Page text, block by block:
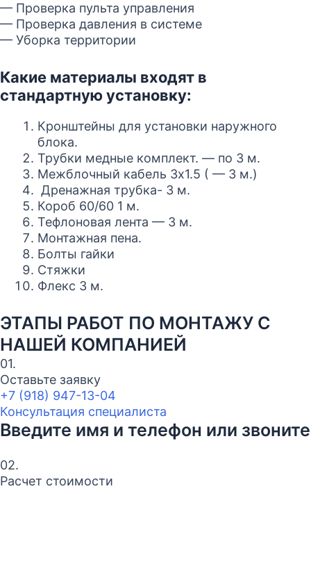
— Проверка пульта управления
— Проверка давления в системе
— Уборка территории
Какие материалы входят в
стандартную установку:
Кронштейны для установки наружного
блока.
Трубки медные комплект. — по 3 м.
Межблочный кабель 3х1.5 ( — 3 м.)
Дренажная трубка- 3 м.
Короб 60/60 1 м.
Тефлоновая лента — 3 м.
Монтажная пена.
Болты гайки
Стяжки
Флекс 3 м.
ЭТАПЫ РАБОТ ПО МОНТАЖУ С
НАШЕЙ КОМПАНИЕЙ
01.
Оставьте заявку
+7 (918) 947-13-04
Консультация специалиста
Введите имя и телефон или звоните
02.
Расчет стоимости